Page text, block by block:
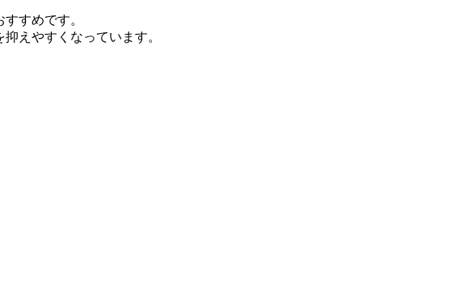
すめです。
えやすくなっています。